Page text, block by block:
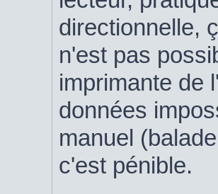
directionnelle,
n'est pas
imprimante de
données
manuel
c'est pénible.